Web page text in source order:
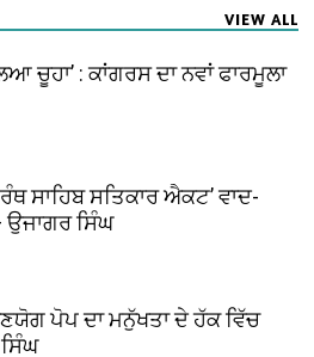
VIEW ALL
ਚੂਹਾ’ : ਕਾਂਗਰਸ ਦਾ ਨਵਾਂ ਫਾਰਮੂਲਾ
ਸਾਹਿਬ ਸਤਿਕਾਰ ਐਕਟ’ ਵਾਦ-
ਉਜਾਗਰ ਸਿੰਘ
ਪੋਪ ਦਾ ਮਨੁੱਖਤਾ ਦੇ ਹੱਕ ਵਿੱਚ